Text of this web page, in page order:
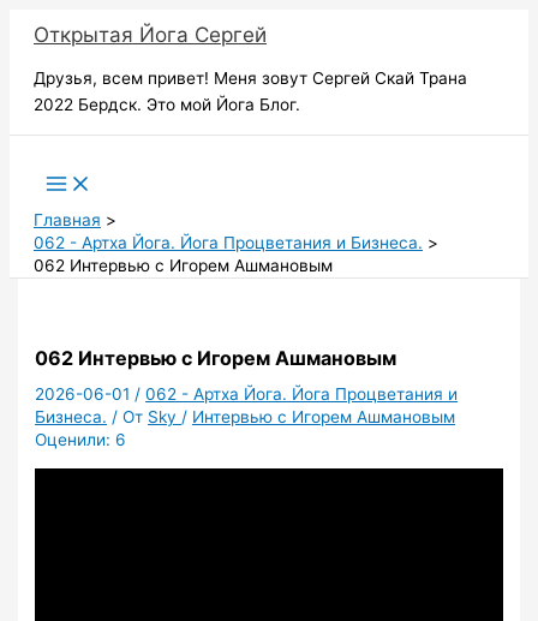
содержимому
Открытая Йога Сергей
Друзья, всем привет! Меня зовут Сергей Скай Трана
2022 Бердск. Это мой Йога Блог.
Главная
062 - Артха Йога. Йога Процветания и Бизнеса.
062 Интервью с Игорем Ашмановым
062 Интервью с Игорем Ашмановым
2026-06-01/062 - Артха Йога. Йога Процветания и
Бизнеса. / От Sky/ Интервью с Игорем Ашмановым
Оценили: 6